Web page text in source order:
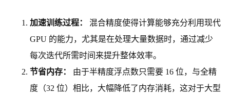
加速训练过程：
混合精度使得计算能够充分利用现代
GPU 的能力，尤其是在处理大量数据时，通过减少
每次迭代所需时间来提升整体效率。
节省内存：
由于半精度浮点数只需要 16 位，与全精
度（32 位）相比，大幅降低了内存消耗，这对于大型